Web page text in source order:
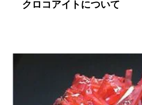
クロコアイトについて